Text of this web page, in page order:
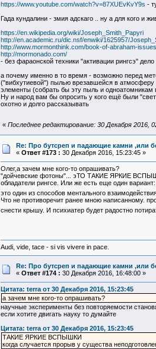
https://www.youtube.com/watch?v=87XUEvKvY9s -
Гада кундалини - змия адскаго .. ну а для кого и
https://en.wikipedia.org/wiki/Joseph_Smith_Papyri
http://en.academic.ru/dic.nsf/enwiki/1625957/
http://www.mormonthink.com/book-of-abraham-
http://mormonado.com/
- без фараонской техники "активации рингсэ"
а почему именно в то время - возможно перед
("вибхутиевой") пылью врезавшейся в
элементы (собрать бы эту пыль и одноатомникам
Ну и народ вам бы опросить у кого ещё были
охотно и долго рассказывать
« Последнее редактирование: 30 Декабря 2016,
Re: Про бутсреп и падающие камни ,или
« Ответ #173 : 30 Декабря 2016, 15:23:45 »
Олег,а зачем мне кого-то опрашивать?
"дойчевские фотоны"... эТО ТАКИЕ ЯРКИЕ
обладатели рингсе. Или же есть еще один
это один из способов ментального
Что не противоречит ранее мною написанному.
снести крышу. И психиатер будет радостно
Audi, vide, tace - si vis vivere in pace.
Re: Про бутсреп и падающие камни ,или
« Ответ #174 : 30 Декабря 2016, 16:48:00 »
Цитата: terra от 30 Декабря 2016, 15:23:45
а зачем мне кого-то опрашивать?
научные эксперименты без повторяемости
если хотите двигать науку то думайте
Цитата: terra от 30 Декабря 2016, 15:23:45
ТАКИЕ ЯРКИЕ ВСПЫШКИ
когда случается прорыв у существа